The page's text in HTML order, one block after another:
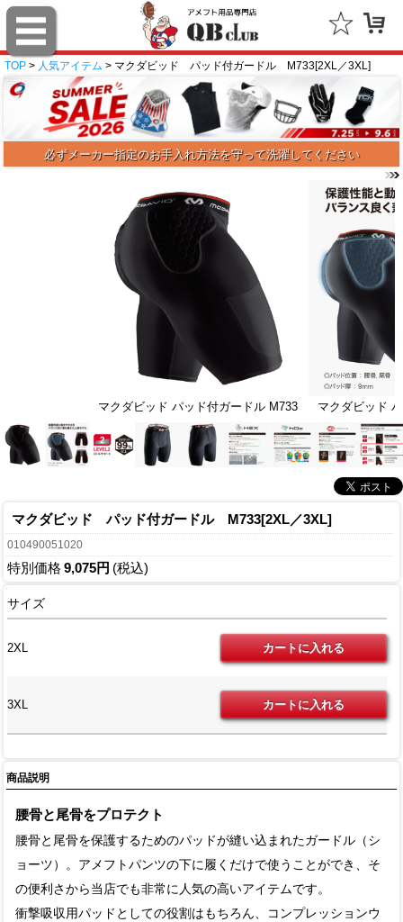
TOP > 人気アイテム > マクダビッド パッド付ガードル M733[2XL／3XL]
必ずメーカー指定のお手入れ方法を守って洗濯してください
マクダビッド パッド付ガードル M733 マクダビッド
マクダビッド パッド付ガードル M733[2XL／3XL]
010490051020
特別価格 9,075円 (税込)
サイズ
2XL
3XL
商品説明
腰骨と尾骨をプロテクト
腰骨と尾骨を保護するためのパッドが縫い込まれたガードル（シ
ョーツ）。アメフトパンツの下に履くだけで使うことができ、そ
の便利さから当店でも非常に人気の高いアイテムです。
衝撃吸収用パッドとしての役割はもちろん、コンプレッションウ